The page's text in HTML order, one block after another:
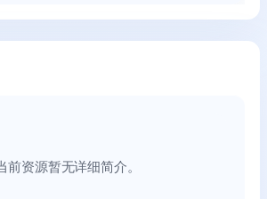
前资源暂无详细简介。